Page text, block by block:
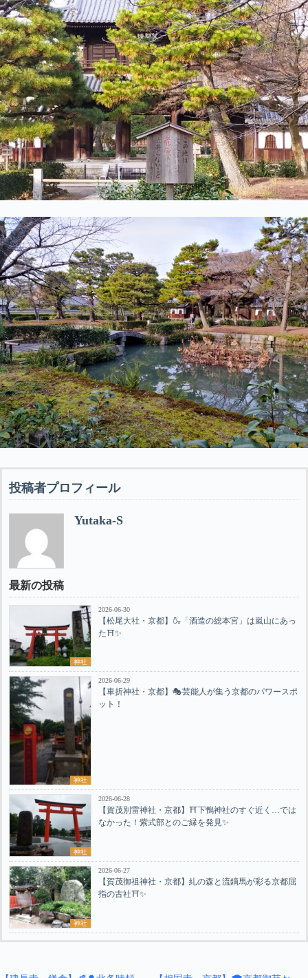
投稿者プロフィール
Yutaka-S
最新の投稿
神社
2026-06-30
【松尾大社・京都】🍶「酒造の総本宮」は嵐山にあっ
た⛩️✨
神社
2026-06-29
【車折神社・京都】🎭芸能人が集う京都のパワースポ
ット！
神社
2026-06-28
【賀茂別雷神社・京都】⛩️下鴨神社のすぐ近く…では
なかった！紫式部とのご縁を発見✨
神社
2026-06-27
【賀茂御祖神社・京都】糺の森と流鏑馬が彩る京都屈
指の古社⛩️✨